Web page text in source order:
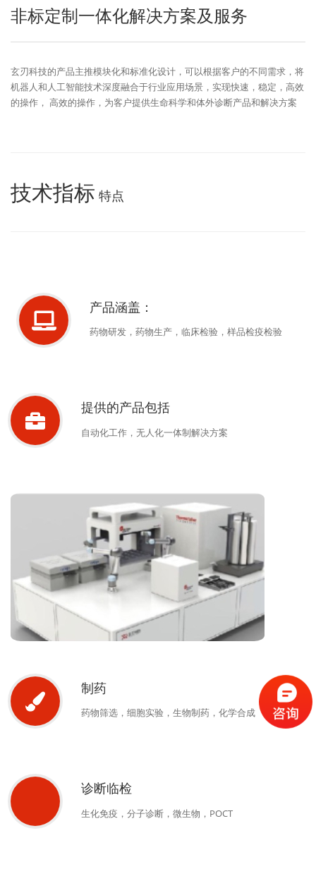
非标定制一体化解决方案及服务
玄刃科技的产品主推模块化和标准化设计，可以根据客户的不同需求，将
机器人和人工智能技术深度融合于行业应用场景，实现快速，稳定，高效
的操作， 高效的操作，为客户提供生命科学和体外诊断产品和解决方案
技术指标 特点
产品涵盖：
药物研发，药物生产，临床检验，样品检疫检验
提供的产品包括
自动化工作，无人化一体制解决方案
制药
药物筛选，细胞实验，生物制药，化学合成
诊断临检
生化免疫，分子诊断，微生物，POCT